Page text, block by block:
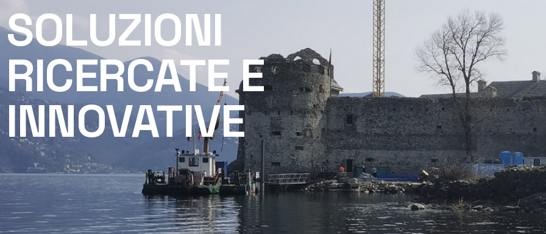
SOLUZIONI
RICERCATE E
INNOVATIVE